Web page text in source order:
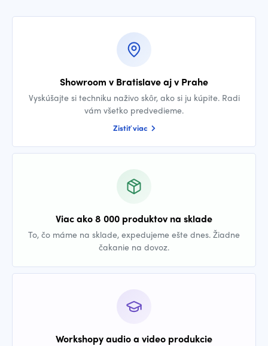
Showroom v Bratislave aj v Prahe
Vyskúšajte si techniku naživo skôr, ako si ju kúpite. Radi
vám všetko predvedieme.
Zistiť viac
Viac ako 8 000 produktov na sklade
To, čo máme na sklade, expedujeme ešte dnes. Žiadne
čakanie na dovoz.
Workshopy audio a video produkcie